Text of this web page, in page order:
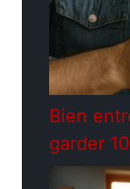
Bien
garder